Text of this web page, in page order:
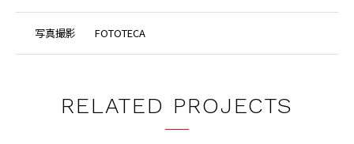
写真撮影 FOTOTECA
RELATED PROJECTS